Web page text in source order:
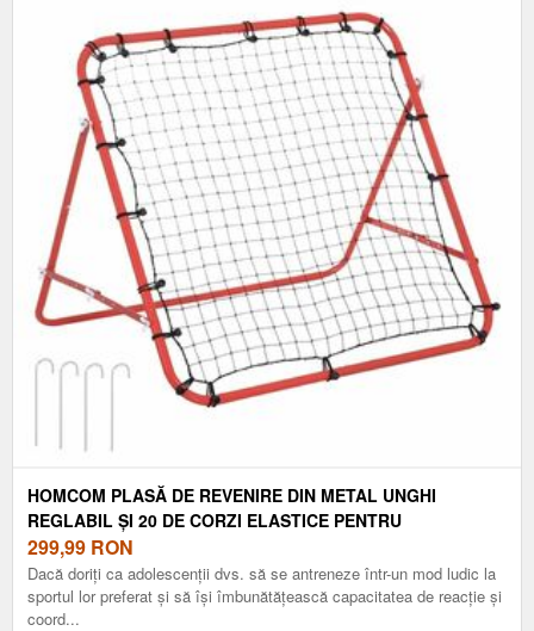
HOMCOM PLASĂ DE REVENIRE DIN METAL UNGHI
REGLABIL ȘI 20 DE CORZI ELASTICE PENTRU
ANTRENAMENT FOTBAL, TENIS, HANDBAL 96X80X96 |
AOSOM ROMANIA
299,99 RON
Dacă doriți ca adolescenții dvs. să se antreneze într-un mod ludic la
sportul lor preferat și să își îmbunătățească capacitatea de reacție și
coord...